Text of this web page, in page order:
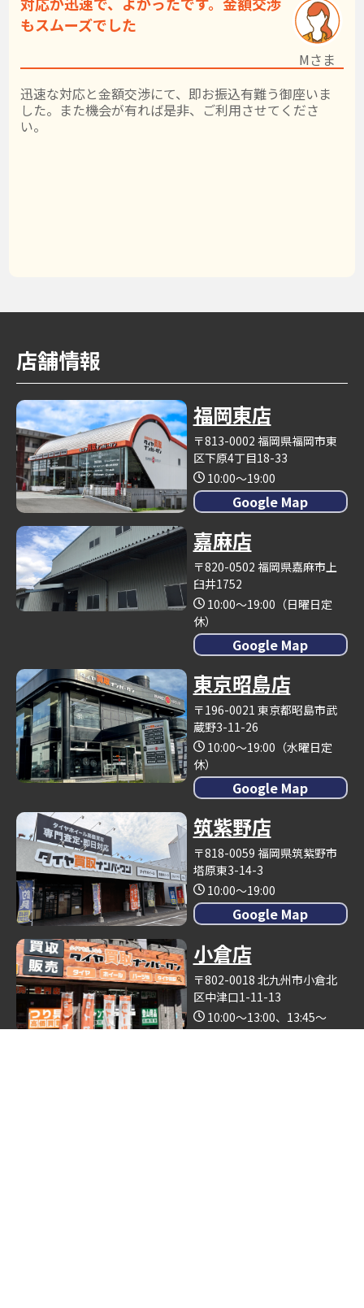
もスムーズでした
迅速な対応と金額交渉にて、即お振込有難う御座いま
した。また機会が有れば是非、ご利用させてくださ
い。
Mさま
店舗情報
福岡東店
〒813-0002 福岡県福岡市東
区下原4丁目18-33
10:00～19:00
Google Map
嘉麻店
〒820-0502 福岡県嘉麻市上
臼井1752
10:00～19:00（日曜日定
休）
Google Map
東京昭島店
〒196-0021 東京都昭島市武
蔵野3-11-26
10:00～19:00（水曜日定
休）
Google Map
筑紫野店
〒818-0059 福岡県筑紫野市
塔原東3-14-3
10:00～19:00
Google Map
小倉店
〒802-0018 北九州市小倉北
区中津口1-11-13
10:00～13:00、13:45～
19:00（木曜日定休）